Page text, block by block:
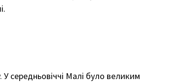
середньовіччі Малі було великим